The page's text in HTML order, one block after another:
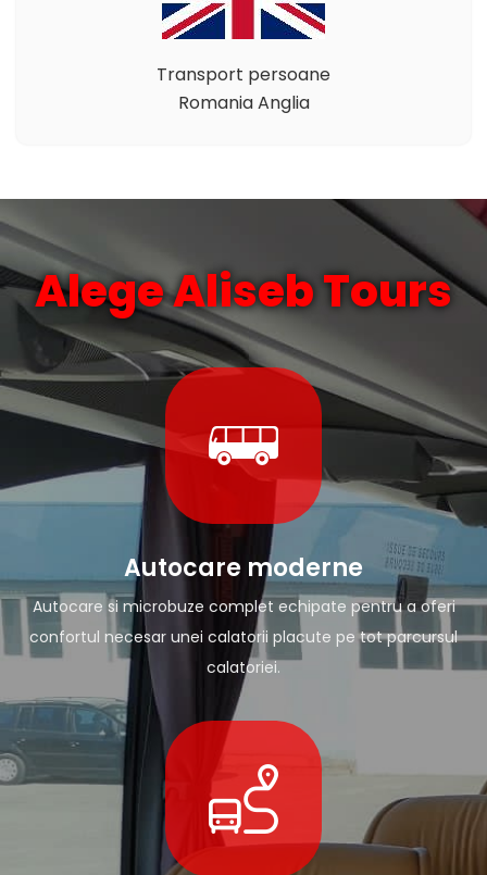
Transport persoane
Romania Anglia
Alege Aliseb Tours
Autocare moderne
Autocare si microbuze complet echipate pentru a oferi
confortul necesar unei calatorii placute pe tot parcursul
calatoriei.